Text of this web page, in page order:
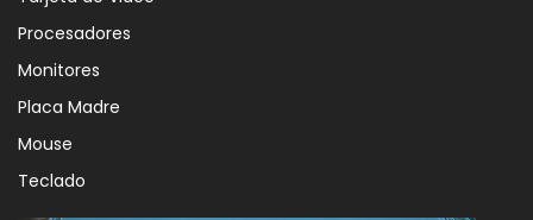
Procesadores
Monitores
Placa Madre
Mouse
Teclado